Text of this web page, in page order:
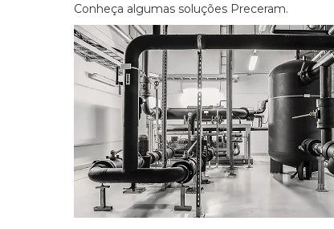
Conheça algumas soluções Preceram.